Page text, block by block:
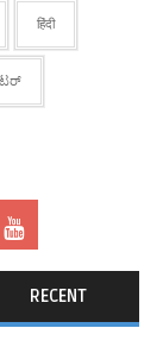
हिंदी
RECENT